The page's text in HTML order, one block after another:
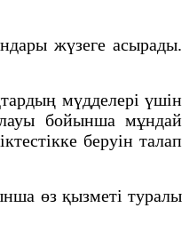
жүзеге асырады.
мүдделерi үшiн
бойынша мұндай
беруiн талап
өз қызметi туралы